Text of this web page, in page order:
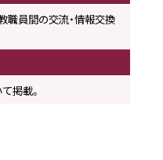
職員間の交流・情報交換
掲載。